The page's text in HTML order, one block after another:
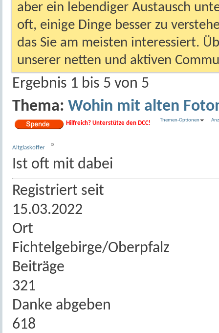
aber ein lebendiger Austausch
oft, einige Dinge besser zu
das Sie am meisten interessiert.
unserer netten und aktiven
Ergebnis 1 bis 5 von 5
Thema: Wohin mit alten
Hilfreich? Unterstütze den DCC! Themen-Optionen
Altglaskoffer
Ist oft mit dabei
Registriert seit
15.03.2022
Ort
Fichtelgebirge/Oberpfalz
Beiträge
321
Danke abgeben
618